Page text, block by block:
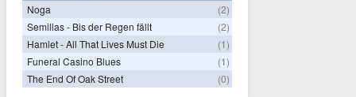
Noga
(2)
Semillas - Bis der Regen fällt
(2)
Hamlet - All That Lives Must Die
(1)
Funeral Casino Blues
(1)
The End Of Oak Street
(0)